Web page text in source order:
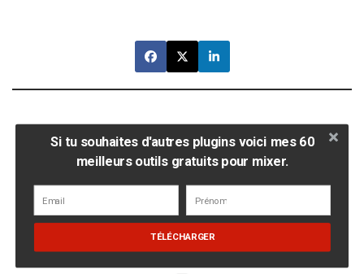
Si tu souhaites d'autres plugins voici mes 60
meilleurs outils gratuits pour mixer.
TÉLÉCHARGER